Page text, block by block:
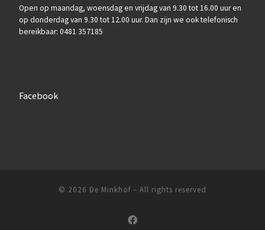
Open op maandag, woensdag en vrijdag van 9.30 tot 16.00 uur en
op donderdag van 9.30 tot 12.00 uur. Dan zijn we ook telefonisch
bereikbaar: 0481 357185
Facebook
© 2026 De Minkhof – All rights reserved